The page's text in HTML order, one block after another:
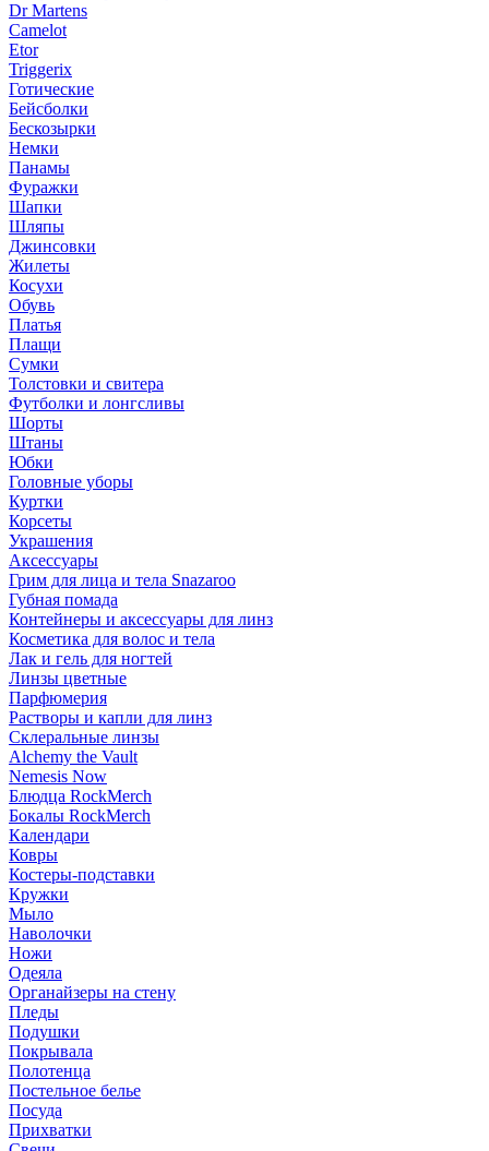
Dr Martens
Camelot
Etor
Triggerix
Готические
Бейсболки
Бескозырки
Немки
Панамы
Фуражки
Шапки
Шляпы
Джинсовки
Жилеты
Косухи
Обувь
Платья
Плащи
Сумки
Толстовки и свитера
Футболки и лонгсливы
Шорты
Штаны
Юбки
Головные уборы
Куртки
Корсеты
Украшения
Аксессуары
Грим для лица и тела Snazaroo
Губная помада
Контейнеры и аксессуары для линз
Косметика для волос и тела
Лак и гель для ногтей
Линзы цветные
Парфюмерия
Растворы и капли для линз
Склеральные линзы
Alchemy the Vault
Nemesis Now
Блюдца RockMerch
Бокалы RockMerch
Календари
Ковры
Костеры-подставки
Кружки
Мыло
Наволочки
Ножи
Одеяла
Органайзеры на стену
Пледы
Подушки
Покрывала
Полотенца
Постельное белье
Посуда
Прихватки